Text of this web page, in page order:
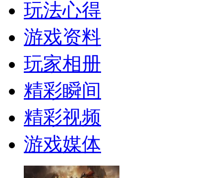
玩法心得
游戏资料
玩家相册
精彩瞬间
精彩视频
游戏媒体